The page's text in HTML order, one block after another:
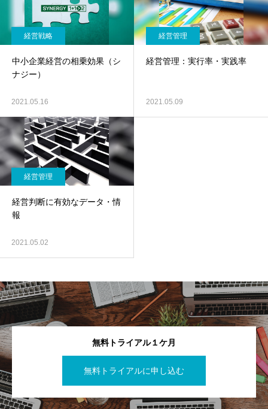
経営戦略
中小企業経営の相乗効果（シ
ナジー）
2021.05.16
経営管理
経営管理：実行率・実践率
2021.05.09
経営管理
経営判断に有効なデータ・情
報
2021.05.02
無料トライアル１ケ月
無料トライアルに申し込む